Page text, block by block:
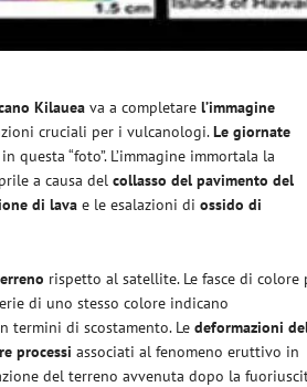
Kilauea va a completarel’immagine
cruciali per i vulcanologi.Le giornate
“foto”. L’immagine immortala la
a causa delcollasso del pavimento del
di lava e le esalazioni diossido di
rispetto al satellite. Le fasce di colore
di uno stesso colore indicano
termini di scostamento. Ledeformazioni
processi associati al fenomeno eruttivo in
del terreno avvenuta dopo la